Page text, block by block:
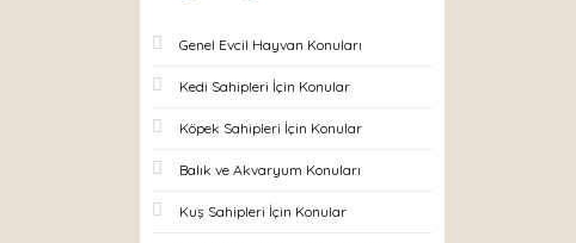
Genel Evcil Hayvan Konuları
Kedi Sahipleri İçin Konular
Köpek Sahipleri İçin Konular
Balık ve Akvaryum Konuları
Kuş Sahipleri İçin Konular